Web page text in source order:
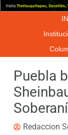
Puebla
Redaccion